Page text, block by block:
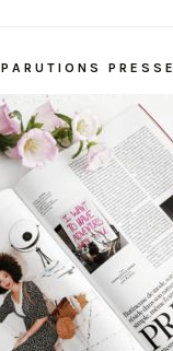
PARUTIONS PRESSE